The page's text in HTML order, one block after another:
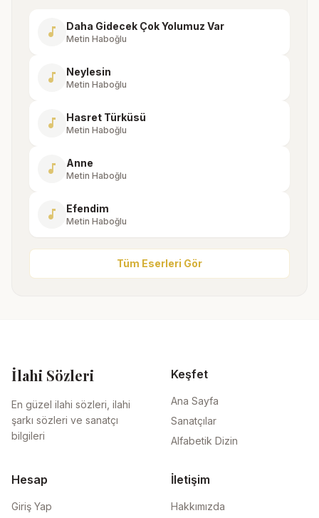
music_note Daha Gidecek Çok Yolumuz Var
Metin Haboğlu
music_note Neylesin
Metin Haboğlu
music_note Hasret Türküsü
Metin Haboğlu
music_note Anne
Metin Haboğlu
music_note Efendim
Metin Haboğlu
Tüm Eserleri Gör
İlahi Sözleri
En güzel ilahi sözleri, ilahi
şarkı sözleri ve sanatçı
bilgileri
Keşfet
Ana Sayfa
Sanatçılar
Alfabetik Dizin
Hesap
Giriş Yap
İletişim
Hakkımızda